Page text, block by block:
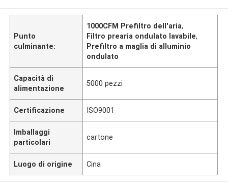
Punto
culminante:
1000CFM Prefiltro dell'aria,
Filtro prearia ondulato lavabile,
Prefiltro a maglia di alluminio
ondulato
Capacità di
alimentazione
5000 pezzi
Certificazione ISO9001
Imballaggi
particolari
cartone
Luogo di origine Cina